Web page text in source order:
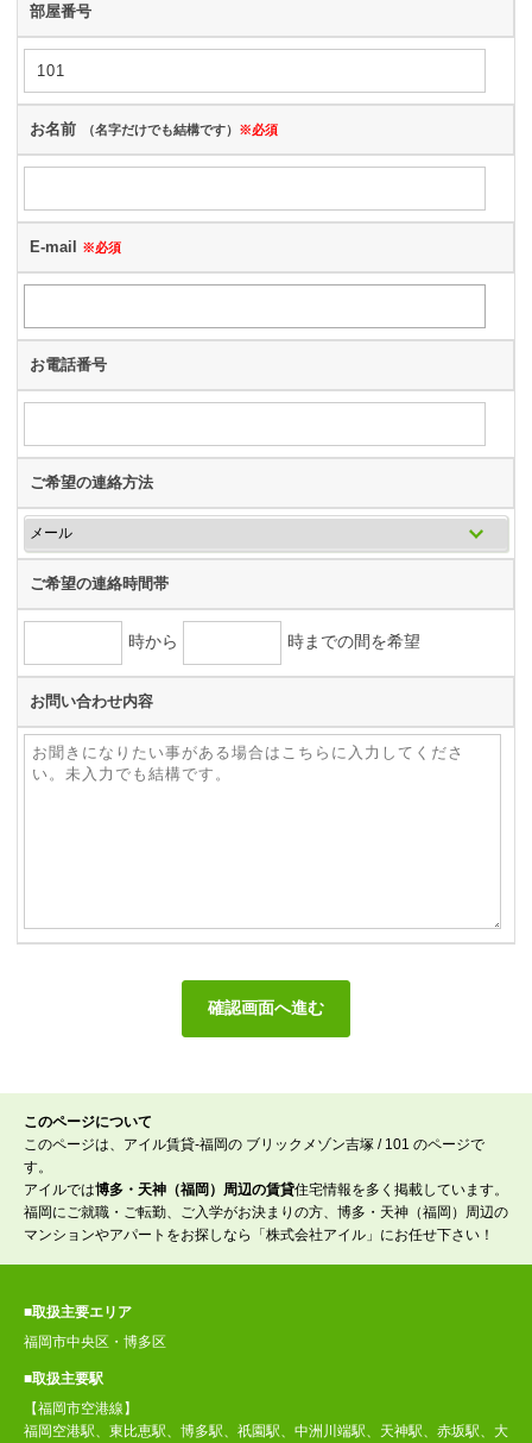
部屋番号
お名前 （名字だけでも結構です） ※必須
E-mail ※必須
お電話番号
ご希望の連絡方法
ご希望の連絡時間帯
時から 時までの間を希望
お問い合わせ内容
このページについて
このページは、アイル賃貸-福岡の ブリックメゾン吉塚 / 101 のページで
す。
アイルでは博多・天神（福岡）周辺の賃貸住宅情報を多く掲載しています。
福岡にご就職・ご転勤、ご入学がお決まりの方、博多・天神（福岡）周辺の
マンションやアパートをお探しなら「株式会社アイル」にお任せ下さい！
■取扱主要エリア
福岡市中央区・博多区
■取扱主要駅
【福岡市空港線】
福岡空港駅、東比恵駅、博多駅、祇園駅、中洲川端駅、天神駅、赤坂駅、大